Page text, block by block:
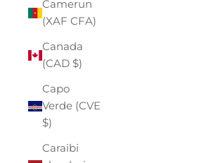
Camerun
(XAF CFA)
Canada
(CAD $)
Capo
Verde (CVE
$)
Caraibi